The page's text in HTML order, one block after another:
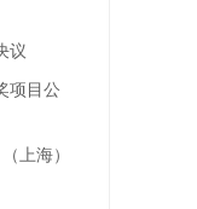
议
项目公
上海）